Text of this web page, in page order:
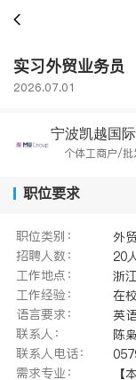
实习外贸业务员
2026.07.01
宁波凯越国
个体工商户/
职位要求
职位类别：
外
招聘人数：
20
工作地点：
浙
工作经验：
在
语言要求：
英
联系人：
陈
联系人电话：
需求专业：
【